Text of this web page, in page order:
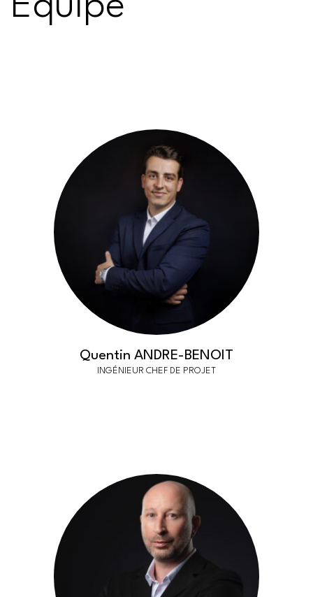
Quentin ANDRE-BENOIT
INGÉNIEUR CHEF DE PROJET